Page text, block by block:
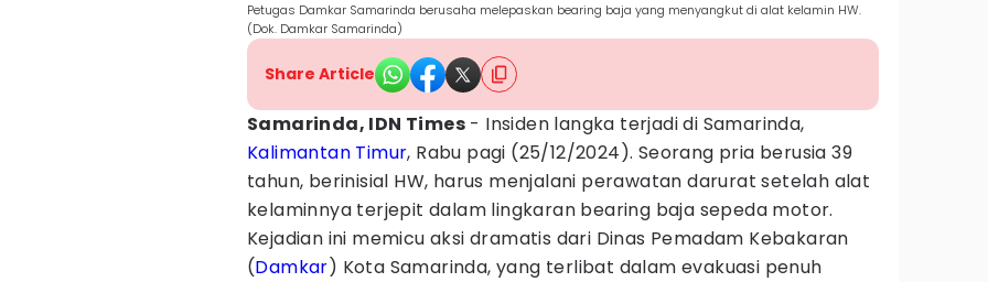
Petugas Damkar Samarinda berusaha melepaskan bearing baja yang menyangkut di alat kelamin HW.
(Dok. Damkar Samarinda)
Share Article
Samarinda, IDN Times - Insiden langka terjadi di Samarinda,
Kalimantan Timur, Rabu pagi (25/12/2024). Seorang pria berusia 39
tahun, berinisial HW, harus menjalani perawatan darurat setelah alat
kelaminnya terjepit dalam lingkaran bearing baja sepeda motor.
Kejadian ini memicu aksi dramatis dari Dinas Pemadam Kebakaran
(Damkar) Kota Samarinda, yang terlibat dalam evakuasi penuh